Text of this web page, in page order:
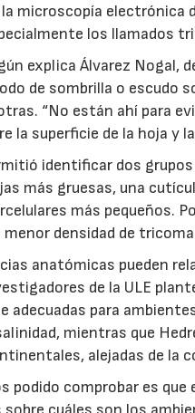
microscopía electrónica
los llamados
explica Álvarez Nogal,
de sombrilla o escudo
“No están ahí para
la superficie de la hoja y
identificar dos
más gruesas, una
más pequeños.
menor densidad de
anatómicas pueden
de la ULE
adecuadas para
mientras que
alejadas de la
podido comprobar es